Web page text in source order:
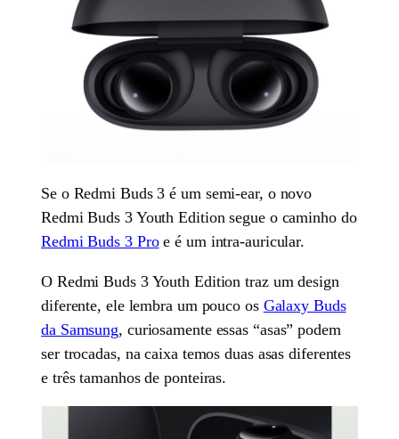
Se o Redmi Buds 3 é um semi-ear, o novo
Redmi Buds 3 Youth Edition segue o caminho do
Redmi Buds 3 Proe é um intra-auricular.
O Redmi Buds 3 Youth Edition traz um design
diferente, ele lembra um pouco os Galaxy Buds
da Samsung, curiosamente essas “asas” podem
ser trocadas, na caixa temos duas asas diferentes
e três tamanhos de ponteiras.